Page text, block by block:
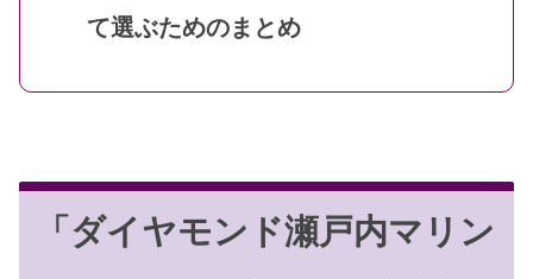
て選ぶためのまとめ
「ダイヤモンド瀬戸内マリン